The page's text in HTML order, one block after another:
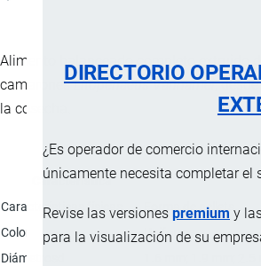
DIRECTORIO
¿Es operador de comercio
únicamente necesita completar el
Revise las versiones premium y
para la visualización de su
Alimento balanceado completo extruido
camaronesLitopenaeus Vannamei,
la cosecha.
Característica
Características físicas
Forma de pellets.
Color
Uniforme.
Diámetrosd